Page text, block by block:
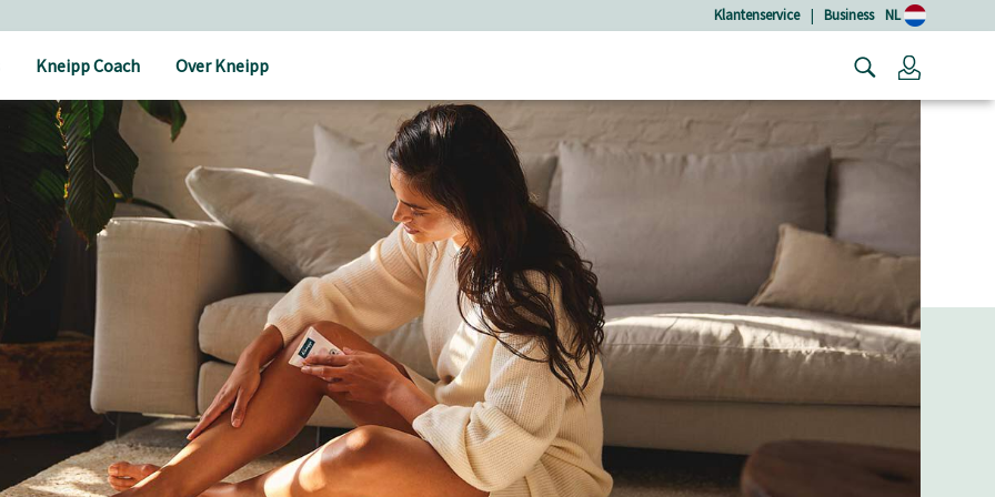
Klantenservice | Business NL
Kneipp Coach Over Kneipp